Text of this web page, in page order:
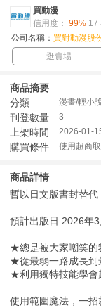
買動漫
信用度： 99% 17
公司名稱： 買對動漫股
逛賣場
商品摘要
分類
漫畫/輕小
刊登數量 3
上架時間 2026-01-
購買條件 使用超商
商品詳情
暫以日文版書封替代
預計出版日 2026年3
★總是被大家嘲笑的
★從最弱一路成長到
★利用獨特技能學會
使用範圍魔法，一